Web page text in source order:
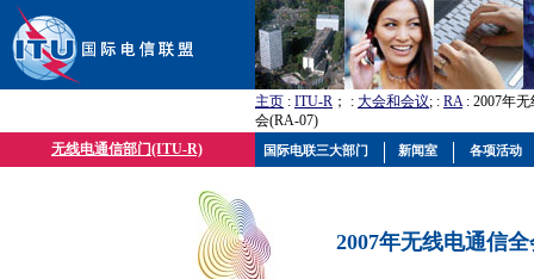
主页 : ITU-R ； : 大会和会议; : RA: 2007年
会(RA-07)
无线电通信部门(ITU-R)
2007年无线电通信
国际电联三大部门 新闻室 各项活动